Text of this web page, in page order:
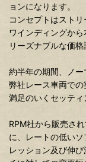
ョンになります。
コンセプトはスト
ワインディングか
リーズナブルな価格
約半年の期間、ノ
弊社レース車両で
満足のいくセッティ
RPM社から販売さ
に、レートの低い
レッション及び伸